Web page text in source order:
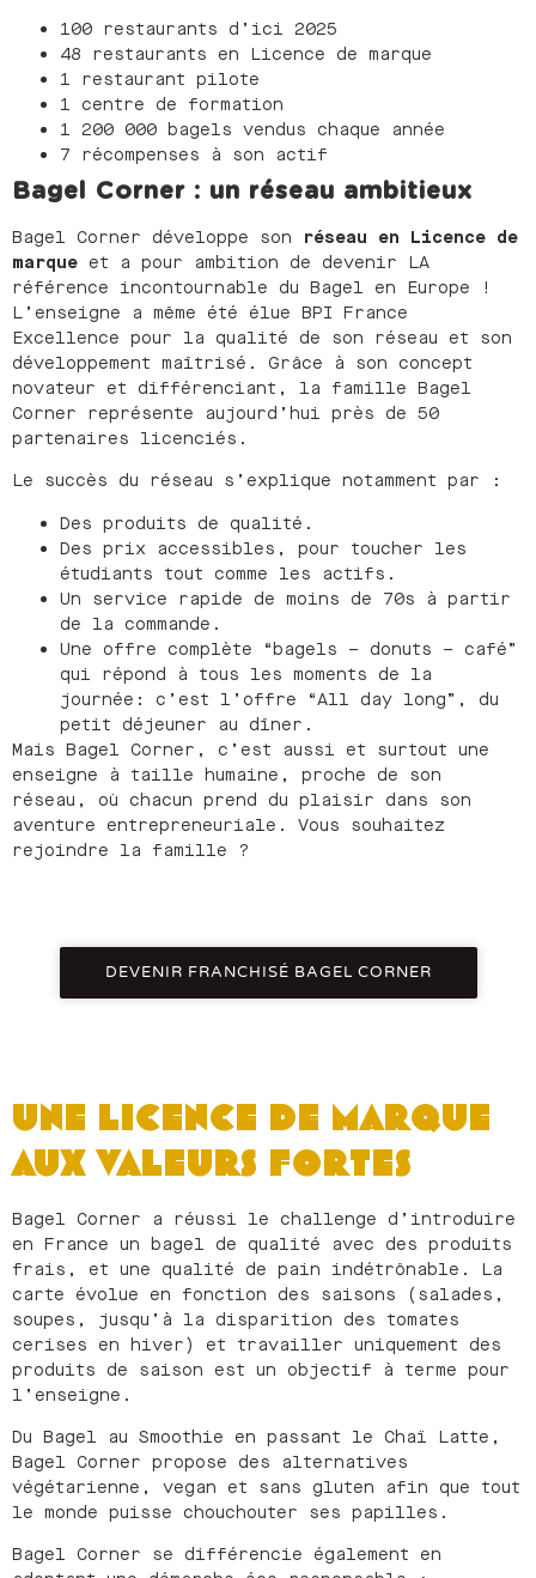
100 restaurants d’ici 2025
48 restaurants en Licence de marque
1 restaurant pilote
1 centre de formation
1 200 000 bagels vendus chaque année
7 récompenses à son actif
Bagel Corner : un réseau ambitieux
Bagel Corner développe son
réseau en Licence de
marque et a pour ambition de devenir LA
référence incontournable du Bagel en Europe !
L’enseigne a même été élue BPI France
Excellence pour la qualité de son réseau et son
développement maîtrisé. Grâce à son concept
novateur et différenciant, la famille Bagel
Corner représente aujourd’hui près de 50
partenaires licenciés.
Le succès du réseau s’explique notamment par :
Des produits de qualité.
Des prix accessibles, pour toucher les
étudiants tout comme les actifs.
Un service rapide de moins de 70s à partir
de la commande.
Une offre complète “bagels – donuts – café”
qui répond à tous les moments de la
journée: c’est l’offre “All day long”, du
petit déjeuner au dîner.
Mais Bagel Corner, c’est aussi et surtout une
enseigne à taille humaine, proche de son
réseau, où chacun prend du plaisir dans son
aventure entrepreneuriale. Vous souhaitez
rejoindre la famille ?
DEVENIR FRANCHISÉ BAGEL CORNER
UNE LICENCE DE MARQUE
AUX VALEURS FORTES
Bagel Corner a réussi le challenge d’introduire
en France un bagel de qualité avec des produits
frais, et une qualité de pain indétrônable. La
carte évolue en fonction des saisons (salades,
soupes, jusqu’à la disparition des tomates
cerises en hiver) et travailler uniquement des
produits de saison est un objectif à terme pour
l’enseigne.
Du Bagel au Smoothie en passant le Chaï Latte,
Bagel Corner propose des alternatives
végétarienne, vegan et sans gluten afin que tout
le monde puisse chouchouter ses papilles.
Bagel Corner se différencie également en